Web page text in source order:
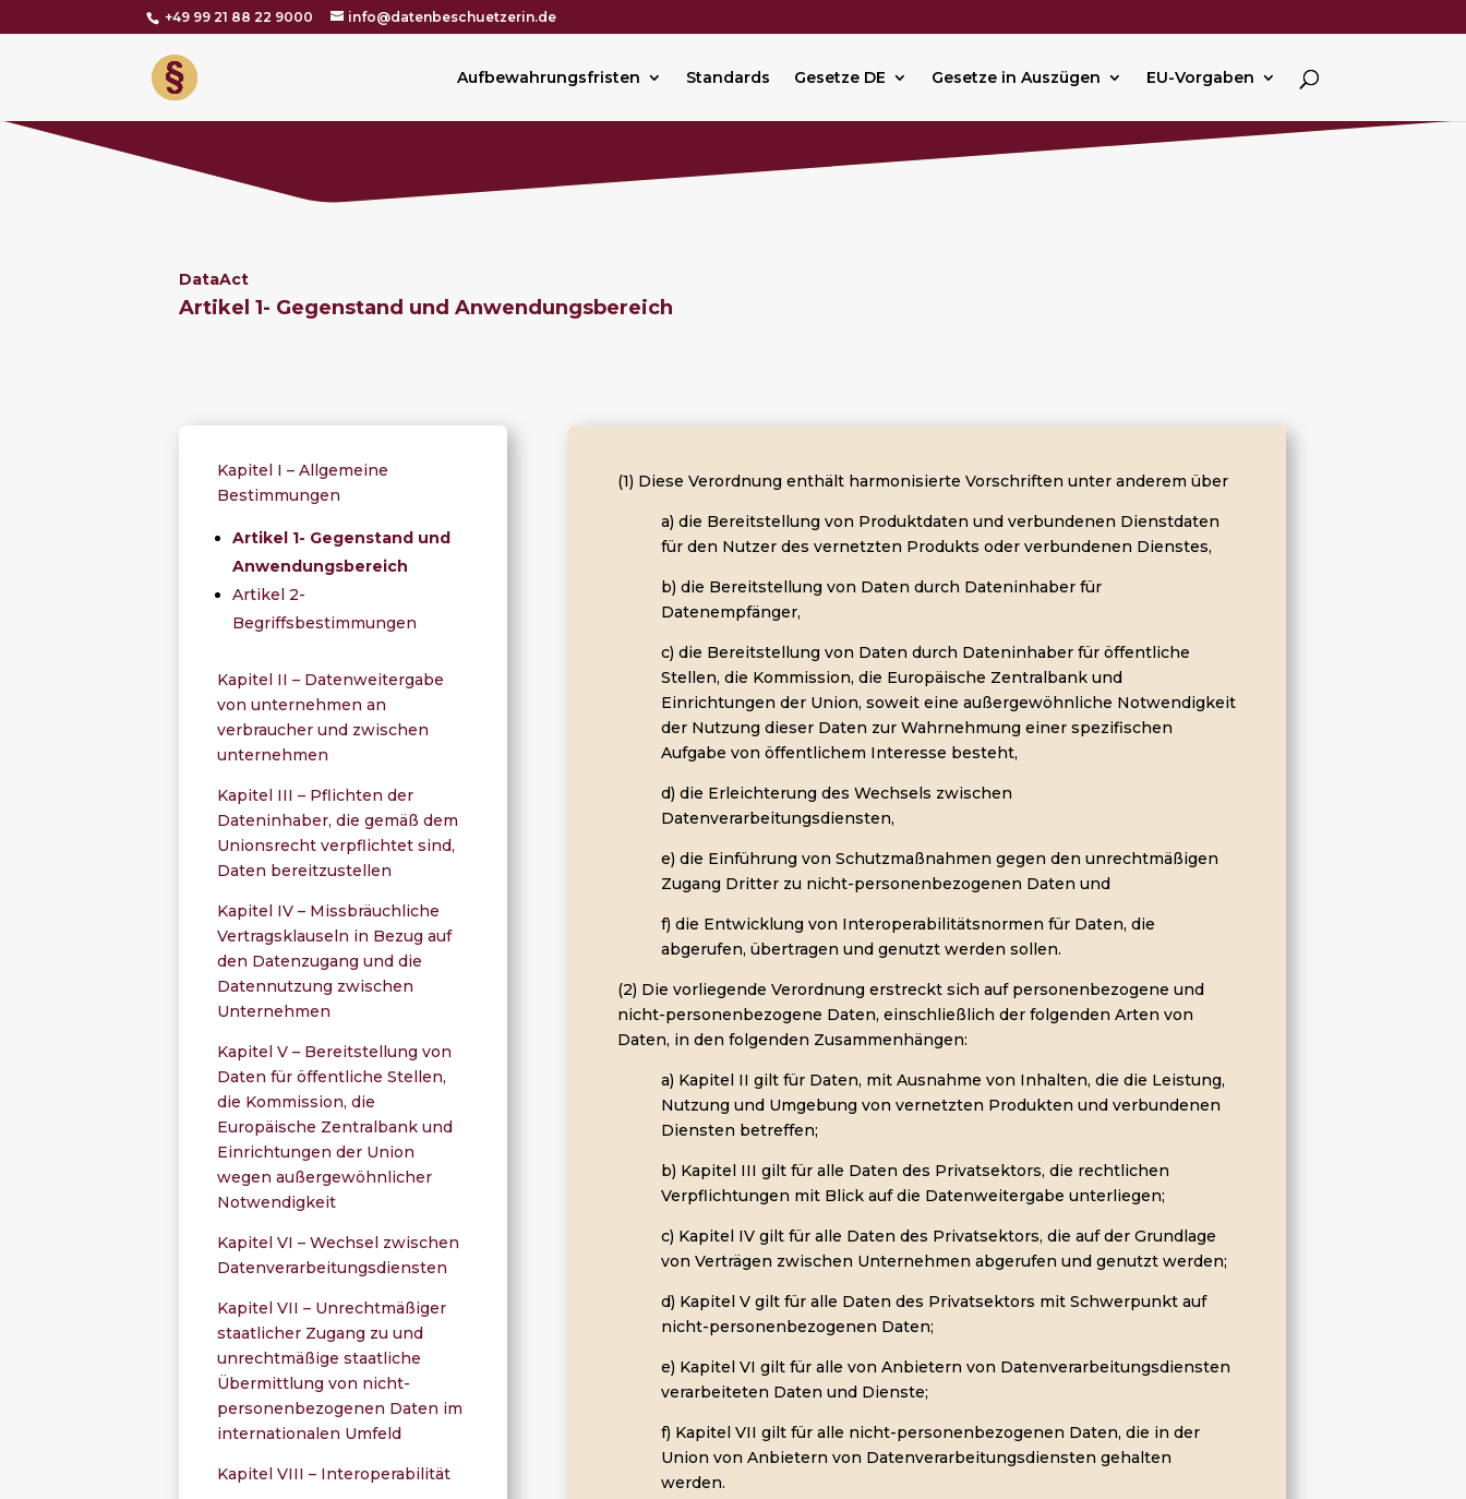
+49 99 21 88 22 9000 info@datenbeschuetzerin.de
Aufbewahrungsfristen Standards Gesetze DE Gesetze in Auszügen EU-Vorgaben
DataAct
Artikel 1- Gegenstand und Anwendungsbereich
Kapitel I – Allgemeine
Bestimmungen
Artikel 1- Gegenstand und
Anwendungsbereich
Artikel 2-
Begriffsbestimmungen
Kapitel II – Datenweitergabe
von unternehmen an
verbraucher und zwischen
unternehmen
Kapitel III – Pflichten der
Dateninhaber, die gemäß dem
Unionsrecht verpflichtet sind,
Daten bereitzustellen
Kapitel IV – Missbräuchliche
Vertragsklauseln in Bezug auf
den Datenzugang und die
Datennutzung zwischen
Unternehmen
Kapitel V – Bereitstellung von
Daten für öffentliche Stellen,
die Kommission, die
Europäische Zentralbank und
Einrichtungen der Union
wegen außergewöhnlicher
Notwendigkeit
Kapitel VI – Wechsel zwischen
Datenverarbeitungsdiensten
Kapitel VII – Unrechtmäßiger
staatlicher Zugang zu und
unrechtmäßige staatliche
Übermittlung von nicht-
personenbezogenen Daten im
internationalen Umfeld
Kapitel VIII – Interoperabilität
(1) Diese Verordnung enthält harmonisierte Vorschriften unter anderem über
a) die Bereitstellung von Produktdaten und verbundenen Dienstdaten
für den Nutzer des vernetzten Produkts oder verbundenen Dienstes,
b) die Bereitstellung von Daten durch Dateninhaber für
Datenempfänger,
c) die Bereitstellung von Daten durch Dateninhaber für öffentliche
Stellen, die Kommission, die Europäische Zentralbank und
Einrichtungen der Union, soweit eine außergewöhnliche Notwendigkeit
der Nutzung dieser Daten zur Wahrnehmung einer spezifischen
Aufgabe von öffentlichem Interesse besteht,
d) die Erleichterung des Wechsels zwischen
Datenverarbeitungsdiensten,
e) die Einführung von Schutzmaßnahmen gegen den unrechtmäßigen
Zugang Dritter zu nicht-personenbezogenen Daten und
f) die Entwicklung von Interoperabilitätsnormen für Daten, die
abgerufen, übertragen und genutzt werden sollen.
(2) Die vorliegende Verordnung erstreckt sich auf personenbezogene und
nicht-personenbezogene Daten, einschließlich der folgenden Arten von
Daten, in den folgenden Zusammenhängen:
a) Kapitel II gilt für Daten, mit Ausnahme von Inhalten, die die Leistung,
Nutzung und Umgebung von vernetzten Produkten und verbundenen
Diensten betreffen;
b) Kapitel III gilt für alle Daten des Privatsektors, die rechtlichen
Verpflichtungen mit Blick auf die Datenweitergabe unterliegen;
c) Kapitel IV gilt für alle Daten des Privatsektors, die auf der Grundlage
von Verträgen zwischen Unternehmen abgerufen und genutzt werden;
d) Kapitel V gilt für alle Daten des Privatsektors mit Schwerpunkt auf
nicht-personenbezogenen Daten;
e) Kapitel VI gilt für alle von Anbietern von Datenverarbeitungsdiensten
verarbeiteten Daten und Dienste;
f) Kapitel VII gilt für alle nicht-personenbezogenen Daten, die in der
Union von Anbietern von Datenverarbeitungsdiensten gehalten
werden.